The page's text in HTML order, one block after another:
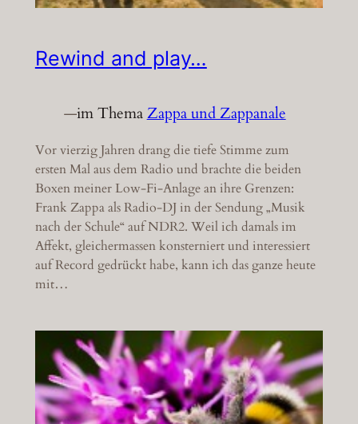
Rewind and play…
—im ThemaZappa und Zappanale
Vor vierzig Jahren drang die tiefe Stimme zum
ersten Mal aus dem Radio und brachte die beiden
Boxen meiner Low-Fi-Anlage an ihre Grenzen:
Frank Zappa als Radio-DJ in der Sendung „Musik
nach der Schule“ auf NDR2. Weil ich damals im
Affekt, gleichermassen konsterniert und interessiert
auf Record gedrückt habe, kann ich das ganze heute
mit…